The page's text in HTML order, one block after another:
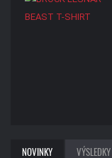
NOVINKY VÝSLEDKY